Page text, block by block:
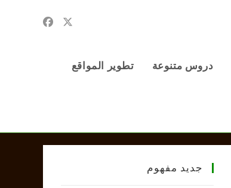
دروس متنوعة تطوير المواقع
جديد مفهوم